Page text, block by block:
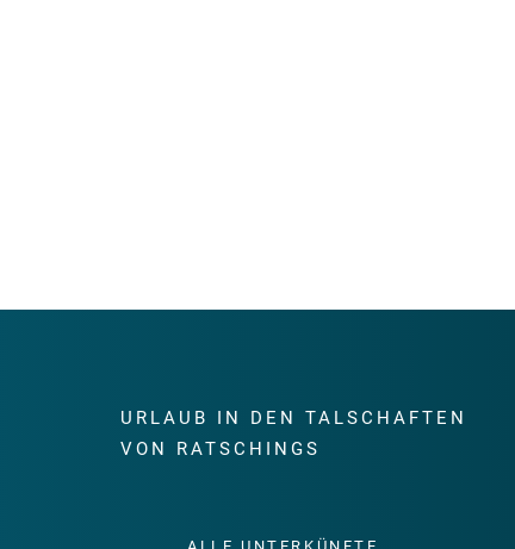
URLAUB IN DEN TALSCHAFTEN
VON RATSCHINGS